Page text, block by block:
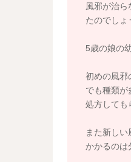
風邪が治
たのでしょ
5歳の娘の
初めの風邪
でも種類が
処方しても
また新し
かかるのは